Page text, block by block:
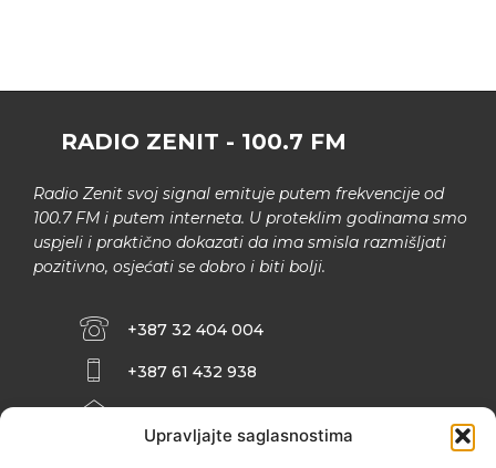
Upravljajte saglasnostima
RADIO ZENIT - 100.7 FM
Radio Zenit svoj signal emituje putem frekvencije od
100.7 FM i putem interneta. U proteklim godinama smo
uspjeli i praktično dokazati da ima smisla razmišljati
pozitivno, osjećati se dobro i biti bolji.
+387 32 404 004
+387 61 432 938
INFO@ZENIT.BA